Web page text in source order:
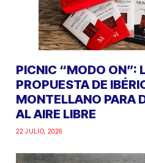
PICNIC “MODO ON”:
PROPUESTA DE
MONTELLANO PARA
AL AIRE LIBRE
22 JULIO, 2026